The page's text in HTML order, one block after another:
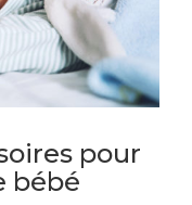
pour
bébé